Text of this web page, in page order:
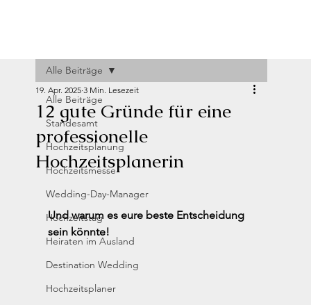
Alle Beiträge
Standesamt
Hochzeitsplanung
Hochzeitsmesse
Wedding-Day-Manager
Hochzeitstag
Heiraten im Ausland
Destination Wedding
Hochzeitsplaner
Alle Beiträge
12 gute Gründe für eine
professionelle
Hochzeitsplanerin
19. Apr. 2025 3 Min. Lesezeit
Und warum es eure beste Entscheidung
sein könnte!